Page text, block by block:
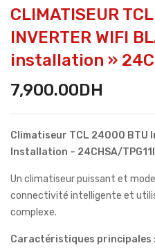
CLIMATISEUR
INVERTER WIFI
installation »
7,900.00DH
Climatiseur TCL 24000 BTU
Installation – 24CHSA/
Un climatiseur puissant et
connectivité intelligente et
complexe.
Caractéristiques principales :